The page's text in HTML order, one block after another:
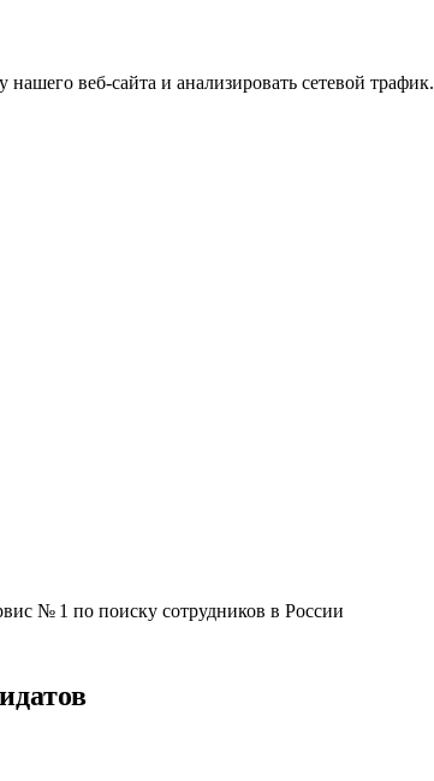
веб-сайта и анализировать сетевой трафик.
№ 1 по поиску сотрудников в России